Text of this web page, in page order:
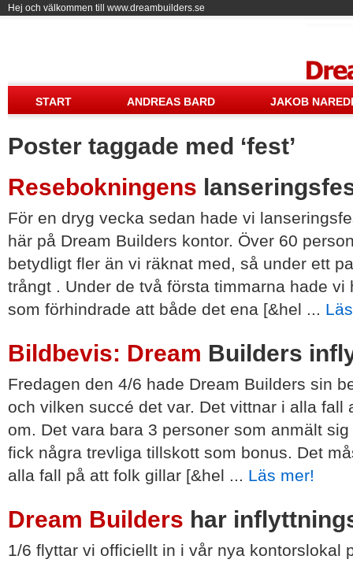
Hej och välkommen till www.dreambuilders.se
START ANDREAS BARD JAKOB NAREDI
Poster taggade med ‘fest’
Resebokningens
För en dryg vecka sedan hade vi
här på Dream Builders kontor. Över 60
betydligt fler än vi räknat med, så under ett
trångt . Under de två första timmarna hade vi
som förhindrade att både det ena [&hel ...
Bildbevis: Dream Builders
Fredagen den 4/6 hade Dream Builders sin
och vilken succé det var. Det vittnar i alla fall
om. Det vara bara 3 personer som anmält
fick några trevliga tillskott som bonus. Det
alla fall på att folk gillar [&hel ... Läs mer!
Dream Builders har
1/6 flyttar vi officiellt in i vår nya kontorslokal